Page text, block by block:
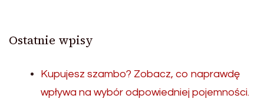
Ostatnie wpisy
Kupujesz szambo? Zobacz, co naprawdę
wpływa na wybór odpowiedniej pojemności.